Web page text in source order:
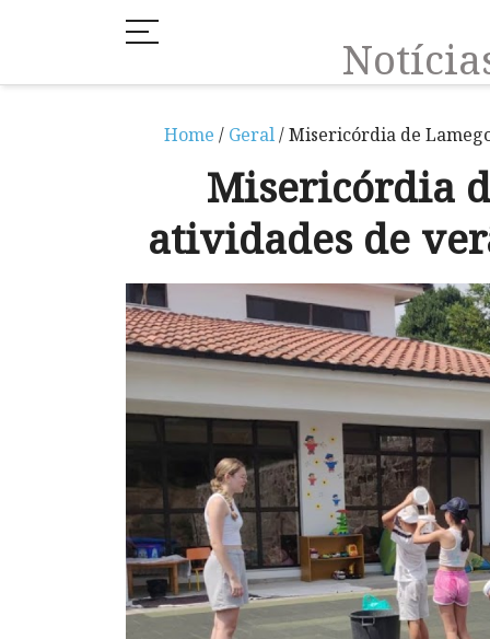
Home / Geral/ Misericórdia de
Misericórdia
atividades de